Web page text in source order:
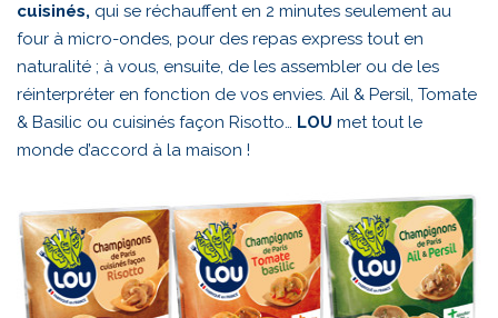
cuisinés, qui se réchauffent en 2 minutes seulement au
four à micro-ondes, pour des repas express tout en
naturalité ; à vous, ensuite, de les assembler ou de les
réinterpréter en fonction de vos envies. Ail & Persil, Tomate
& Basilic ou cuisinés façon Risotto… LOU met tout le
monde d’accord à la maison !